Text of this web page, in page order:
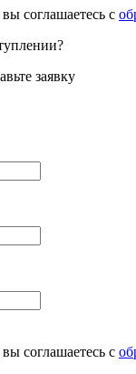
соглашаетесь с
заявку
соглашаетесь с